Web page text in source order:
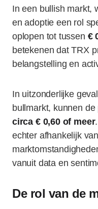
In een bullish markt,
en adoptie een rol
oplopen tot tussen €
betekenen dat TRX
belangstelling en
In uitzonderlijke
bullmarkt, kunnen
circa € 0,60 of meer
echter afhankelijk
vanuit data en
De rol van de